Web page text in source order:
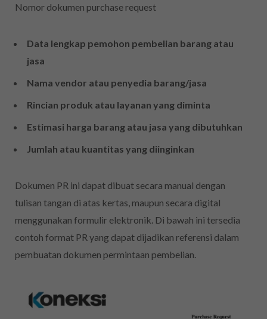
Nomor dokumen purchase request
Data lengkap pemohon pembelian barang atau
jasa
Nama vendor atau penyedia barang/jasa
Rincian produk atau layanan yang diminta
Estimasi harga barang atau jasa yang dibutuhkan
Jumlah atau kuantitas yang diinginkan
Dokumen PR ini dapat dibuat secara manual dengan
tulisan tangan di atas kertas, maupun secara digital
menggunakan formulir elektronik. Di bawah ini tersedia
contoh format PR yang dapat dijadikan referensi dalam
pembuatan dokumen permintaan pembelian.